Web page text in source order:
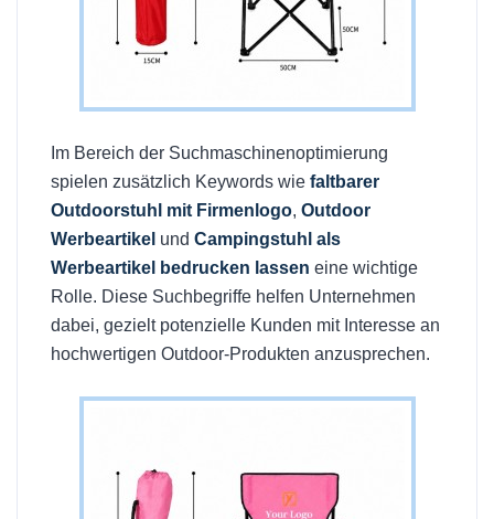
Im Bereich der Suchmaschinenoptimierung
spielen zusätzlich Keywords wie faltbarer
Outdoorstuhl mit Firmenlogo, Outdoor
Werbeartikel und Campingstuhl als
Werbeartikel bedrucken lassen eine wichtige
Rolle. Diese Suchbegriffe helfen Unternehmen
dabei, gezielt potenzielle Kunden mit Interesse an
hochwertigen Outdoor-Produkten anzusprechen.